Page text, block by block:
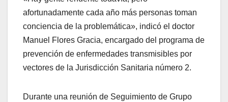
afortunadamente cada año más personas toman
conciencia de la problemática», indicó el doctor
Manuel Flores Gracia, encargado del programa de
prevención de enfermedades transmisibles por
vectores de la Jurisdicción Sanitaria número 2.
Durante una reunión de Seguimiento de Grupo